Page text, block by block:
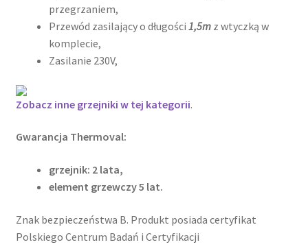
przegrzaniem,
Przewód zasilający o długości 1,5mz wtyczką w
komplecie,
Zasilanie 230V,
Zobacz inne grzejniki w tej kategorii.
Gwarancja Thermoval:
grzejnik: 2 lata,
element grzewczy 5 lat.
Znak bezpieczeństwa B. Produkt posiada certyfikat
Polskiego Centrum Badań i Certyfikacji